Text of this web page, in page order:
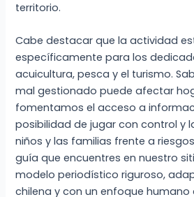
territorio.
Cabe destacar que la actividad
específicamente para los
acuicultura, pesca y el turismo.
mal gestionado puede afectar
fomentamos el acceso a
posibilidad de jugar con control y
niños y las familias frente a
guía que encuentres en nuestro
modelo periodístico riguroso,
chilena y con un enfoque humano